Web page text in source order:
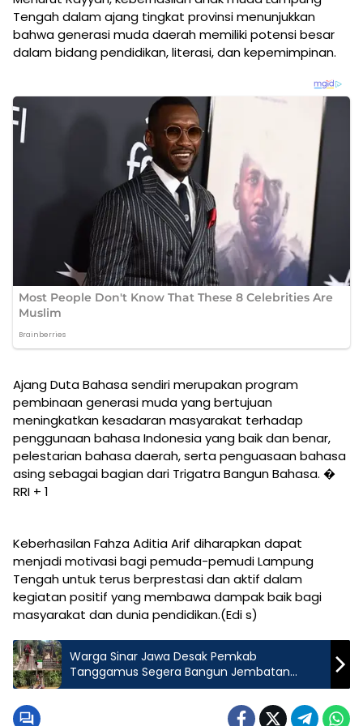
Tengah dalam ajang tingkat provinsi menunjukkan
bahwa generasi muda daerah memiliki potensi besar
dalam bidang pendidikan, literasi, dan kepemimpinan.
Ajang Duta Bahasa sendiri merupakan program
pembinaan generasi muda yang bertujuan
meningkatkan kesadaran masyarakat terhadap
penggunaan bahasa Indonesia yang baik dan benar,
pelestarian bahasa daerah, serta penguasaan bahasa
asing sebagai bagian dari Trigatra Bangun Bahasa. �
RRI + 1
Keberhasilan Fahza Aditia Arif diharapkan dapat
menjadi motivasi bagi pemuda-pemudi Lampung
Tengah untuk terus berprestasi dan aktif dalam
kegiatan positif yang membawa dampak baik bagi
masyarakat dan dunia pendidikan.(Edi s)
Warga Sinar Jawa Desak Pemkab
Tanggamus Segera Bangun Jembatan
Gantung Yang Membahayakan